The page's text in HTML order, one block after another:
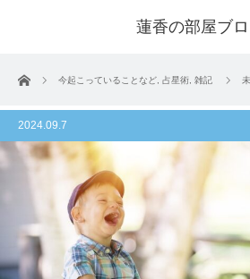
蓮香の部屋ブ
ホーム 今起こっていることなど 占星術 雑記
2024.09.7